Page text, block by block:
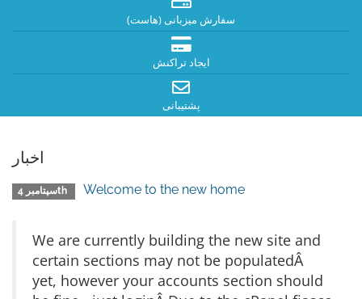
سفارش میزبانی (هاست)
ایجاد تراکنش
پشتیبانی
اخبار
سپتامبر 4th Welcome to the new home
We are currently building the new site and
certain sections may not be populatedÂ
yet, however your accounts section should